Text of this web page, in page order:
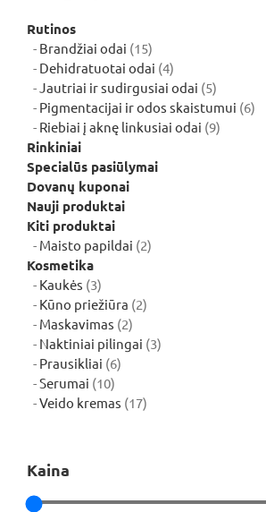
Rutinos
Brandžiai odai 1515
produktų
Dehidratuotai odai 44
produktai
Jautriai ir sudirgusiai odai 55
produktai
Pigmentacijai ir odos skaistumui 66
Riebiai į aknę linkusiai odai 99
Rinkiniai
Specialūs pasiūlymai
Dovanų kuponai
Nauji produktai
Kiti produktai
Maisto papildai 22
Kosmetika
Kaukės 33
produktai
Kūno priežiūra 22
Maskavimas 22
produktai
Naktiniai pilingai 33
Prausikliai 66
Serumai 1010
produktų
Veido kremas 1717
Kaina